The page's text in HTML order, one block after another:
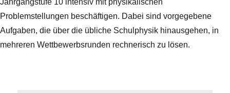
Problemstellungen beschäftigen. Dabei sind vorgegebene
Aufgaben, die über die übliche Schulphysik hinausgehen, in
mehreren Wettbewerbsrunden rechnerisch zu lösen.